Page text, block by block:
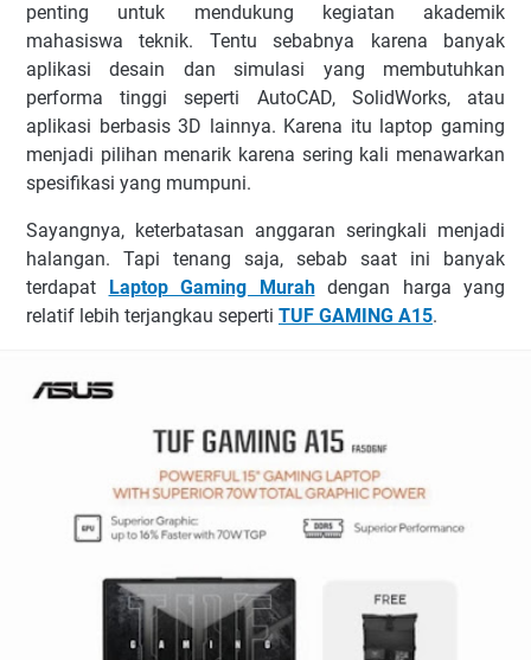
penting untuk mendukung kegiatan akademik
mahasiswa teknik. Tentu sebabnya karena banyak
aplikasi desain dan simulasi yang membutuhkan
performa tinggi seperti AutoCAD, SolidWorks, atau
aplikasi berbasis 3D lainnya. Karena itu laptop gaming
menjadi pilihan menarik karena sering kali menawarkan
spesifikasi yang mumpuni.
Sayangnya, keterbatasan anggaran seringkali menjadi
halangan. Tapi tenang saja, sebab saat ini banyak
terdapat Laptop Gaming Murahdengan harga yang
relatif lebih terjangkau seperti TUF GAMING A15.